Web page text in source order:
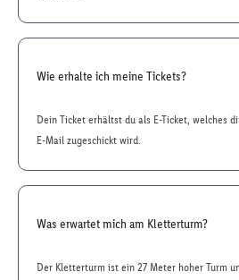
Wie erhalte ich meine Tickets?
Dein Ticket erhältst du als E-Ticket, welches
E-Mail zugeschickt wird.
Was erwartet mich am Kletterturm?
Der Kletterturm ist ein 27 Meter hoher Turm